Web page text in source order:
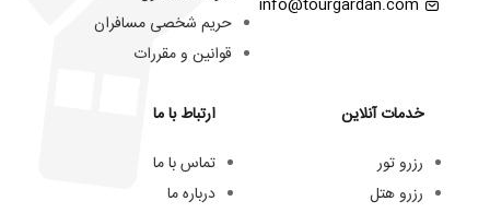
خدمات آنلاین
رزرو تور
رزرو هتل
حریم شخصی مسافران
قوانین و مقررات
ارتباط با ما
تماس با ما
درباره ما